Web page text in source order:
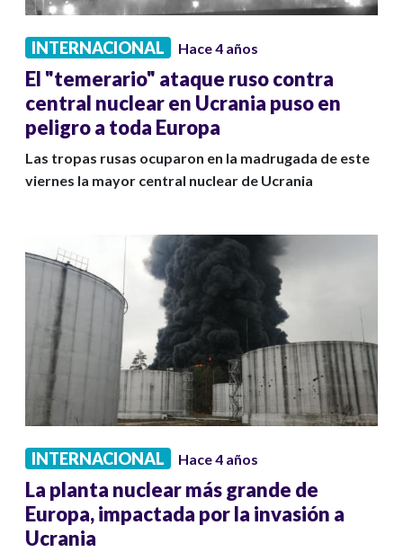
INTERNACIONAL Hace 4 años
El "temerario" ataque ruso contra
central nuclear en Ucrania puso en
peligro a toda Europa
Las tropas rusas ocuparon en la madrugada de este
viernes la mayor central nuclear de Ucrania
INTERNACIONAL Hace 4 años
La planta nuclear más grande de
Europa, impactada por la invasión a
Ucrania